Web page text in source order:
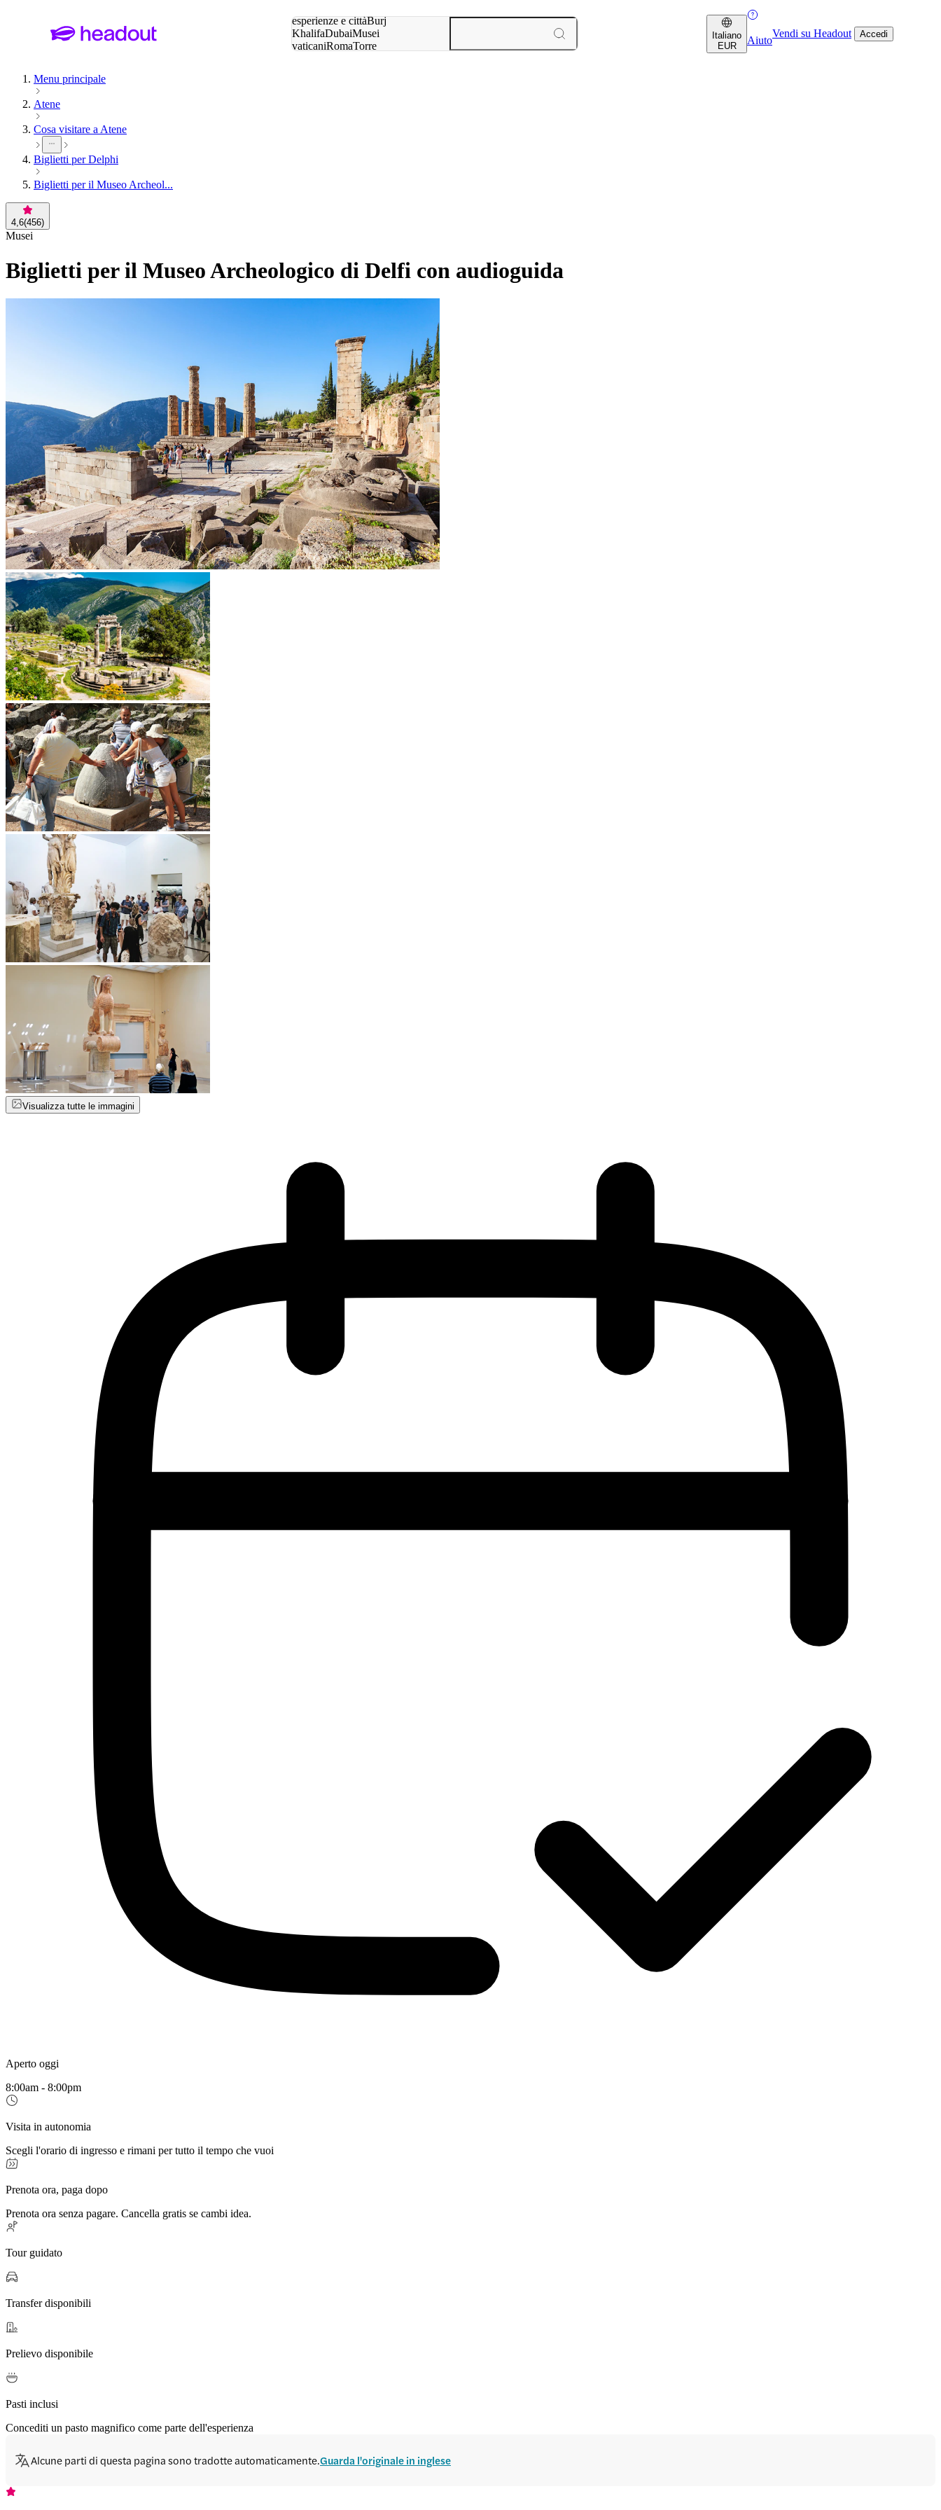
esperienze e cittàBurj
KhalifaDubaiMusei
vaticaniRomaTorre
Italiano
EUR
Aiuto
Vendi su Headout Accedi
Menu principale
Atene
Cosa visitare a Atene
Biglietti per Delphi
Biglietti per il Museo Archeol...
4,6(456)
Musei
Biglietti per il Museo Archeologico di Delfi con audioguida
Visualizza tutte le immagini
Aperto oggi
8:00am - 8:00pm
Visita in autonomia
Scegli l'orario di ingresso e rimani per tutto il tempo che vuoi
Prenota ora, paga dopo
Prenota ora senza pagare. Cancella gratis se cambi idea.
Tour guidato
Transfer disponibili
Prelievo disponibile
Pasti inclusi
Concediti un pasto magnifico come parte dell'esperienza
Alcune parti di questa pagina sono tradotte automaticamente.Guarda l'originale in inglese